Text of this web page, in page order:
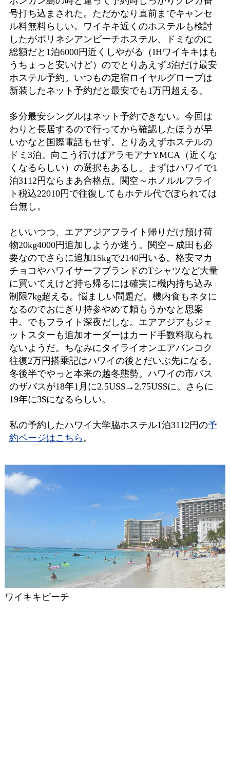
号打ち込まされた。ただかなり直前までキャンセ
ル料無料らしい。ワイキキ近くのホステルも検討
したがポリネシアンビーチホステル、ドミなのに
総額だと1泊6000円近くしやがる（IHワイキキはも
うちょっと安いけど）のでとりあえず3泊だけ最安
ホステル予約。いつもの定宿ロイヤルグローブは
新装したネット予約だと最安でも1万円超える。
多分最安シングルはネット予約できない。今回は
わりと長居するので行ってから確認したほうが早
いかなと国際電話もせず。とりあえずホステルの
ドミ3泊。向こう行けばアラモアナYMCA（近くな
くなるらしい）の選択もあるし。まずはハワイで1
泊3112円ならまあ合格点。関空～ホノルルフライ
ト税込22010円で往復してもホテル代でぼられては
台無し。
といいつつ、エアアジアフライト帰りだけ預け荷
物20kg4000円追加しようか迷う。関空～成田も必
要なのでさらに追加15kgで2140円いる。格安マカ
チョコやハワイサーフブランドのTシャツなど大量
に買いてえけど持ち帰るには確実に機内持ち込み
制限7kg超える。悩ましい問題だ。機内食もネタに
なるのでおにぎり持参やめて頼もうかなと思案
中。でもフライト深夜だしな。エアアジアもジェ
ットスターも追加オーダーはカード手数料取られ
ないようだ。ちなみにタイライオンエアバンコク
往復2万円搭乗記はハワイの後とだいぶ先になる。
冬後半でやっと本来の越冬態勢。ハワイの市バス
のザバスが18年1月に2.5US$→2.75US$に。さらに
19年に3$になるらしい。
私の予約したハワイ大学脇ホステル1泊3112円の予
約ページはこちら。
ワイキキビーチ